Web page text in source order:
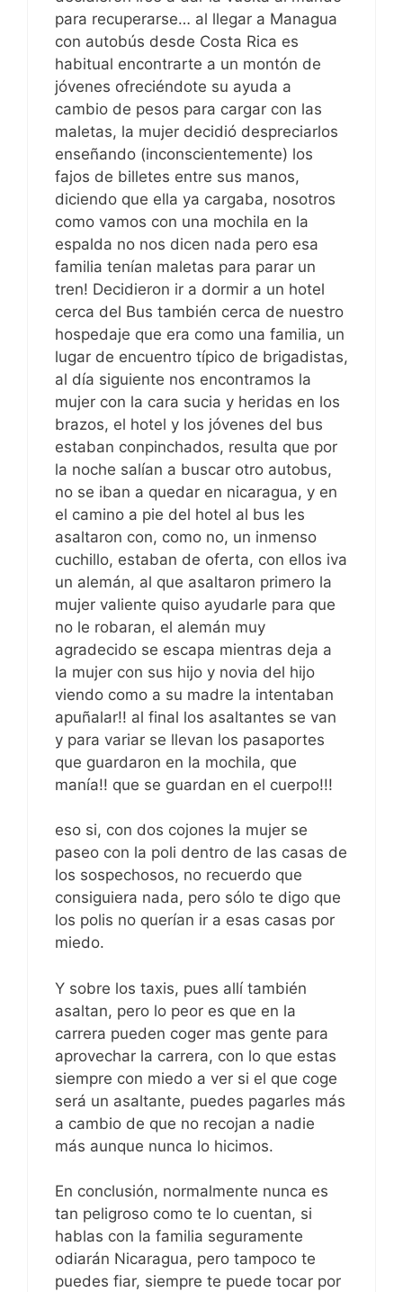
para recuperarse… al llegar a Managua
con autobús desde Costa Rica es
habitual encontrarte a un montón de
jóvenes ofreciéndote su ayuda a
cambio de pesos para cargar con las
maletas, la mujer decidió despreciarlos
enseñando (inconscientemente) los
fajos de billetes entre sus manos,
diciendo que ella ya cargaba, nosotros
como vamos con una mochila en la
espalda no nos dicen nada pero esa
familia tenían maletas para parar un
tren! Decidieron ir a dormir a un hotel
cerca del Bus también cerca de nuestro
hospedaje que era como una familia, un
lugar de encuentro típico de brigadistas,
al día siguiente nos encontramos la
mujer con la cara sucia y heridas en los
brazos, el hotel y los jóvenes del bus
estaban conpinchados, resulta que por
la noche salían a buscar otro autobus,
no se iban a quedar en nicaragua, y en
el camino a pie del hotel al bus les
asaltaron con, como no, un inmenso
cuchillo, estaban de oferta, con ellos iva
un alemán, al que asaltaron primero la
mujer valiente quiso ayudarle para que
no le robaran, el alemán muy
agradecido se escapa mientras deja a
la mujer con sus hijo y novia del hijo
viendo como a su madre la intentaban
apuñalar!! al final los asaltantes se van
y para variar se llevan los pasaportes
que guardaron en la mochila, que
manía!! que se guardan en el cuerpo!!!
eso si, con dos cojones la mujer se
paseo con la poli dentro de las casas de
los sospechosos, no recuerdo que
consiguiera nada, pero sólo te digo que
los polis no querían ir a esas casas por
miedo.
Y sobre los taxis, pues allí también
asaltan, pero lo peor es que en la
carrera pueden coger mas gente para
aprovechar la carrera, con lo que estas
siempre con miedo a ver si el que coge
será un asaltante, puedes pagarles más
a cambio de que no recojan a nadie
más aunque nunca lo hicimos.
En conclusión, normalmente nunca es
tan peligroso como te lo cuentan, si
hablas con la familia seguramente
odiarán Nicaragua, pero tampoco te
puedes fiar, siempre te puede tocar por